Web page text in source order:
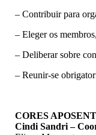
– Contribuir para
– Eleger os
– Deliberar sobre
– Reunir-se
CORES
Cindi Sandri –